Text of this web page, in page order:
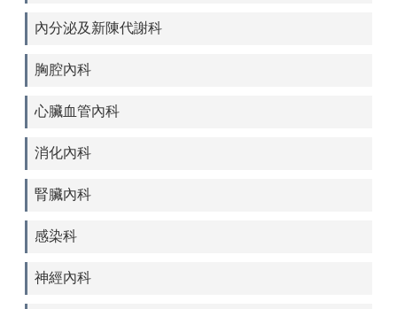
內分泌及新陳代謝科
胸腔內科
心臟血管內科
消化內科
腎臟內科
感染科
神經內科